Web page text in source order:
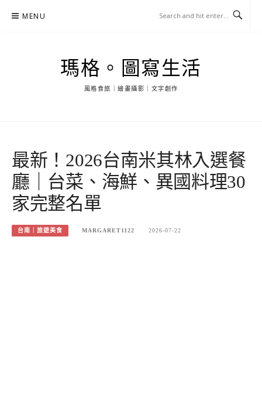
MENU
瑪格。圖寫生活
風格食旅｜繪畫攝影｜文字創作
最新！2026台南米其林入選餐
廳｜台菜、海鮮、異國料理30
家完整名單
台南｜旅遊美食 MARGARET1122 2026-07-22